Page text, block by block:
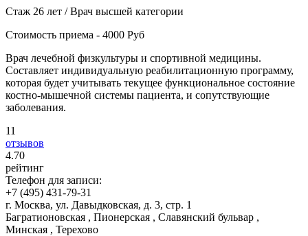
Стаж 26 лет / Врач высшей категории
Стоимость приема - 4000 Руб
Врач лечебной физкультуры и спортивной медицины.
Составляет индивидуальную реабилитационную программу,
которая будет учитывать текущее функциональное состояние
костно-мышечной системы пациента, и сопутствующие
заболевания.
11
отзывов
4.70
рейтинг
Телефон для записи:
+7 (495) 431-79-31
г. Москва, ул. Давыдковская, д. 3, стр. 1
Багратионовская , Пионерская , Славянский бульвар ,
Минская , Терехово